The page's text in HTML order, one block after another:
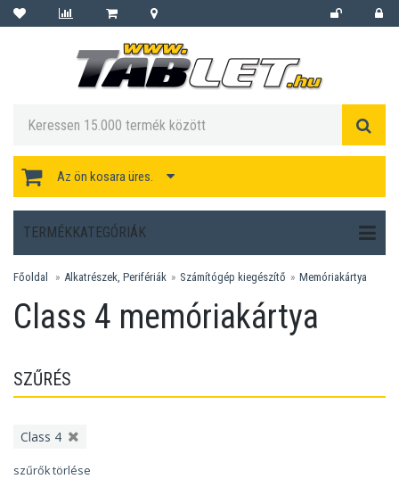
Az ön kosara üres.
TERMÉKKATEGÓRIÁK
Főoldal Alkatrészek, Perifériák Számítógép kiegészítő Memóriakártya
Class 4 memóriakártya
SZŰRÉS
Class 4
szűrők törlése